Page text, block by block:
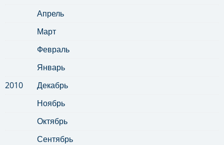
Апрель
Март
Февраль
Январь
2010
Декабрь
Ноябрь
Октябрь
Сентябрь